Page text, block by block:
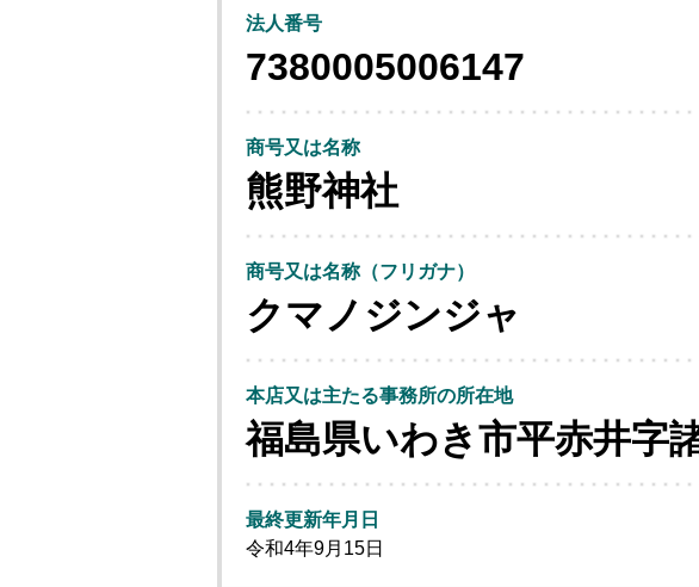
法人番号
7380005006147
商号又は名称
熊野神社
商号又は名称（フリガナ）
クマノジンジャ
本店又は主たる事務所の所在地
福島県いわき市平赤井字
最終更新年月日
令和4年9月15日